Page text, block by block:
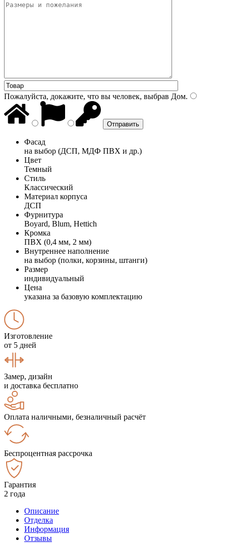
Пожалуйста, докажите, что вы человек, выбрав Дом.
Фасад
на выбор (ДСП, МДФ ПВХ и др.)
Цвет
Темный
Стиль
Классический
Материал корпуса
ДСП
Фурнитура
Boyard, Blum, Hettich
Кромка
ПВХ (0,4 мм, 2 мм)
Внутреннее наполнение
на выбор (полки, корзины, штанги)
Размер
индивидуальный
Цена
указана за базовую комплектацию
Изготовление
от 5 дней
Замер, дизайн
и доставка бесплатно
Оплата наличными, безналичный расчёт
Беспроцентная рассрочка
Гарантия
2 года
Описание
Отделка
Информация
Отзывы